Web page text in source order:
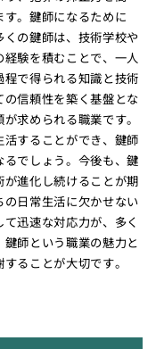
。鍵師になるために
の鍵師は、技術学校や
験を積むことで、一人
で得られる知識と技術
信頼性を築く基盤とな
求められる職業です。
することができ、鍵師
でしょう。今後も、鍵
進化し続けることが期
日常生活に欠かせない
迅速な対応力が、多く
師という職業の魅力と
ることが大切です。